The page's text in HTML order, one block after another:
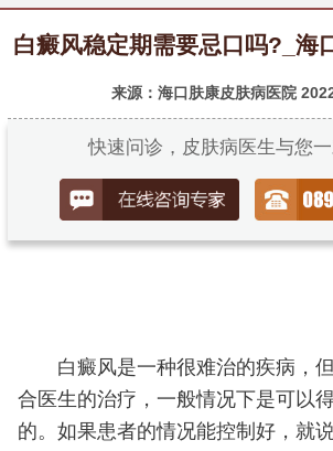
白癜风稳定期需要忌口吗?_海
来源：海口肤康皮肤病医院
快速问诊，皮肤病医生与您
白癜风是一种很难治的疾病，但
合医生的治疗，一般情况下是可以
的。如果患者的情况能控制好，就